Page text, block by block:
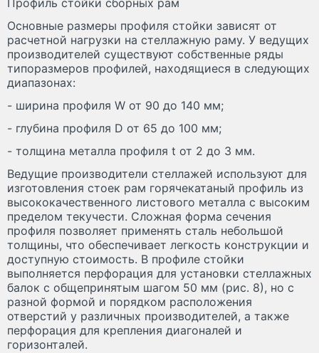
Профиль стойки сборных рам
Основные размеры профиля стойки зависят от
расчетной нагрузки на стеллажную раму. У ведущих
производителей существуют собственные ряды
типоразмеров профилей, находящиеся в следующих
диапазонах:
- ширина профиля W от 90 до 140 мм;
- глубина профиля D от 65 до 100 мм;
- толщина металла профиля t от 2 до 3 мм.
Ведущие производители стеллажей используют для
изготовления стоек рам горячекатаный профиль из
высококачественного листового металла с высоким
пределом текучести. Сложная форма сечения
профиля позволяет применять сталь небольшой
толщины, что обеспечивает легкость конструкции и
доступную стоимость. В профиле стойки
выполняется перфорация для установки стеллажных
балок с общепринятым шагом 50 мм (рис. 8), но с
разной формой и порядком расположения
отверстий у различных производителей, а также
перфорация для крепления диагоналей и
горизонталей.